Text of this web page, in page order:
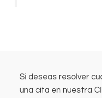
Si deseas resolver
una cita en nuestra